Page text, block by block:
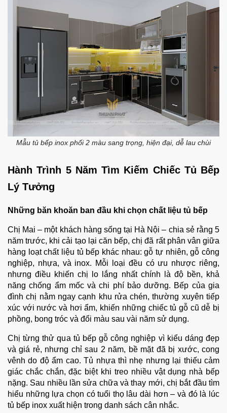
Mẫu tủ bếp inox phối 2 màu sang trọng, hiện đại, dễ lau chùi
Hành Trình 5 Năm Tìm Kiếm Chiếc Tủ Bếp
Lý Tưởng
Những băn khoăn ban đầu khi chọn chất liệu tủ bếp
Chị Mai – một khách hàng sống tại Hà Nội – chia sẻ rằng 5
năm trước, khi cải tạo lại căn bếp, chị đã rất phân vân giữa
hàng loạt chất liệu tủ bếp khác nhau: gỗ tự nhiên, gỗ công
nghiệp, nhựa, và inox. Mỗi loại đều có ưu nhược riêng,
nhưng điều khiến chị lo lắng nhất chính là độ bền, khả
năng chống ẩm mốc và chi phí bảo dưỡng. Bếp của gia
đình chị nằm ngay cạnh khu rửa chén, thường xuyên tiếp
xúc với nước và hơi ẩm, khiến những chiếc tủ gỗ cũ dễ bị
phồng, bong tróc và đổi màu sau vài năm sử dụng.
Chị từng thử qua tủ bếp gỗ công nghiệp vì kiểu dáng đẹp
và giá rẻ, nhưng chỉ sau 2 năm, bề mặt đã bị xước, cong
vênh do độ ẩm cao. Tủ nhựa thì nhẹ nhưng lại thiếu cảm
giác chắc chắn, đặc biệt khi treo nhiều vật dụng nhà bếp
nặng. Sau nhiều lần sửa chữa và thay mới, chị bắt đầu tìm
hiểu những lựa chọn có tuổi thọ lâu dài hơn – và đó là lúc
tủ bếp inox xuất hiện trong danh sách cân nhắc.